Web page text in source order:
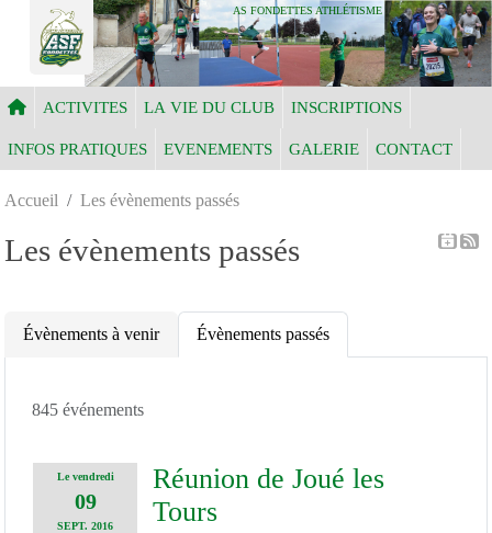
AS FONDETTES ATHLÉTISME
ACTIVITES LA VIE DU CLUB INSCRIPTIONS
INFOS PRATIQUES EVENEMENTS GALERIE CONTACT
Accueil Les évènements passés
Les évènements passés
Évènements à venir Évènements passés
845 événements
Levendredi
09
SEPT. 2016
Réunion de Joué les
Tours
Panneau de gestion des cookies